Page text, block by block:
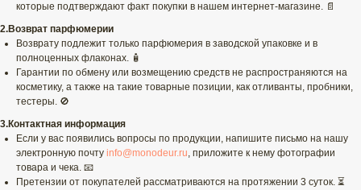
которые подтверждают факт покупки в нашем интернет-магазине. 📄
2.Возврат парфюмерии
Возврату подлежит только парфюмерия в заводской упаковке и в
полноценных флаконах. 🧴
Гарантии по обмену или возмещению средств не распространяются на
косметику, а также на такие товарные позиции, как отливанты, пробники,
тестеры. 🚫
3.Контактная информация
Если у вас появились вопросы по продукции, напишите письмо на нашу
электронную почту info@monodeur.ru, приложите к нему фотографии
товара и чека. 📧
Претензии от покупателей рассматриваются на протяжении 3 суток. ⏳